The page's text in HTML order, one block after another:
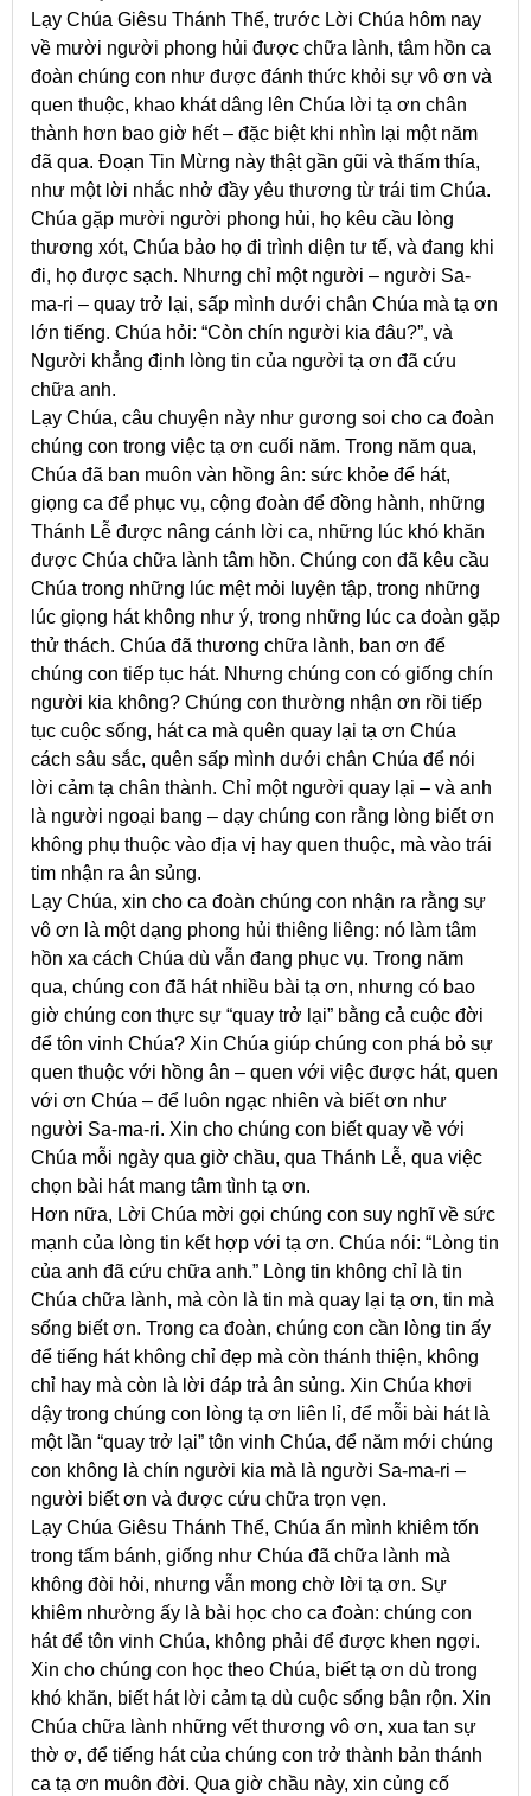
Lạy Chúa Giêsu Thánh Thể, trước Lời Chúa hôm nay
về mười người phong hủi được chữa lành, tâm hồn ca
đoàn chúng con như được đánh thức khỏi sự vô ơn và
quen thuộc, khao khát dâng lên Chúa lời tạ ơn chân
thành hơn bao giờ hết – đặc biệt khi nhìn lại một năm
đã qua. Đoạn Tin Mừng này thật gần gũi và thấm thía,
như một lời nhắc nhở đầy yêu thương từ trái tim Chúa.
Chúa gặp mười người phong hủi, họ kêu cầu lòng
thương xót, Chúa bảo họ đi trình diện tư tế, và đang khi
đi, họ được sạch. Nhưng chỉ một người – người Sa-
ma-ri – quay trở lại, sấp mình dưới chân Chúa mà tạ ơn
lớn tiếng. Chúa hỏi: “Còn chín người kia đâu?”, và
Người khẳng định lòng tin của người tạ ơn đã cứu
chữa anh.
Lạy Chúa, câu chuyện này như gương soi cho ca đoàn
chúng con trong việc tạ ơn cuối năm. Trong năm qua,
Chúa đã ban muôn vàn hồng ân: sức khỏe để hát,
giọng ca để phục vụ, cộng đoàn để đồng hành, những
Thánh Lễ được nâng cánh lời ca, những lúc khó khăn
được Chúa chữa lành tâm hồn. Chúng con đã kêu cầu
Chúa trong những lúc mệt mỏi luyện tập, trong những
lúc giọng hát không như ý, trong những lúc ca đoàn gặp
thử thách. Chúa đã thương chữa lành, ban ơn để
chúng con tiếp tục hát. Nhưng chúng con có giống chín
người kia không? Chúng con thường nhận ơn rồi tiếp
tục cuộc sống, hát ca mà quên quay lại tạ ơn Chúa
cách sâu sắc, quên sấp mình dưới chân Chúa để nói
lời cảm tạ chân thành. Chỉ một người quay lại – và anh
là người ngoại bang – dạy chúng con rằng lòng biết ơn
không phụ thuộc vào địa vị hay quen thuộc, mà vào trái
tim nhận ra ân sủng.
Lạy Chúa, xin cho ca đoàn chúng con nhận ra rằng sự
vô ơn là một dạng phong hủi thiêng liêng: nó làm tâm
hồn xa cách Chúa dù vẫn đang phục vụ. Trong năm
qua, chúng con đã hát nhiều bài tạ ơn, nhưng có bao
giờ chúng con thực sự “quay trở lại” bằng cả cuộc đời
để tôn vinh Chúa? Xin Chúa giúp chúng con phá bỏ sự
quen thuộc với hồng ân – quen với việc được hát, quen
với ơn Chúa – để luôn ngạc nhiên và biết ơn như
người Sa-ma-ri. Xin cho chúng con biết quay về với
Chúa mỗi ngày qua giờ chầu, qua Thánh Lễ, qua việc
chọn bài hát mang tâm tình tạ ơn.
Hơn nữa, Lời Chúa mời gọi chúng con suy nghĩ về sức
mạnh của lòng tin kết hợp với tạ ơn. Chúa nói: “Lòng tin
của anh đã cứu chữa anh.” Lòng tin không chỉ là tin
Chúa chữa lành, mà còn là tin mà quay lại tạ ơn, tin mà
sống biết ơn. Trong ca đoàn, chúng con cần lòng tin ấy
để tiếng hát không chỉ đẹp mà còn thánh thiện, không
chỉ hay mà còn là lời đáp trả ân sủng. Xin Chúa khơi
dậy trong chúng con lòng tạ ơn liên lỉ, để mỗi bài hát là
một lần “quay trở lại” tôn vinh Chúa, để năm mới chúng
con không là chín người kia mà là người Sa-ma-ri –
người biết ơn và được cứu chữa trọn vẹn.
Lạy Chúa Giêsu Thánh Thể, Chúa ẩn mình khiêm tốn
trong tấm bánh, giống như Chúa đã chữa lành mà
không đòi hỏi, nhưng vẫn mong chờ lời tạ ơn. Sự
khiêm nhường ấy là bài học cho ca đoàn: chúng con
hát để tôn vinh Chúa, không phải để được khen ngợi.
Xin cho chúng con học theo Chúa, biết tạ ơn dù trong
khó khăn, biết hát lời cảm tạ dù cuộc sống bận rộn. Xin
Chúa chữa lành những vết thương vô ơn, xua tan sự
thờ ơ, để tiếng hát của chúng con trở thành bản thánh
ca tạ ơn muôn đời. Qua giờ chầu này, xin củng cố